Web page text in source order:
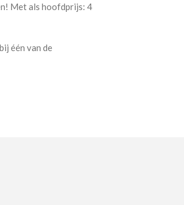
Met als hoofdprijs: 4
één van de